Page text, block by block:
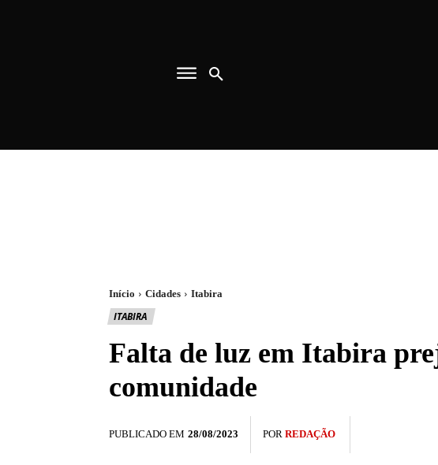
Início Cidades Itabira
ITABIRA
Falta de luz em Itabira
comunidade
PUBLICADO EM 28/08/2023 POR REDAÇÃO